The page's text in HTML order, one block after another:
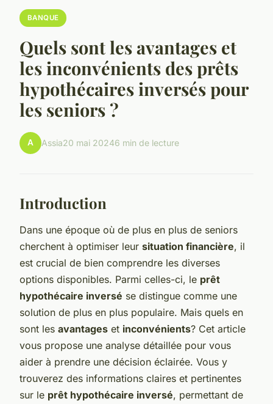
BANQUE
Quels sont les avantages et
les inconvénients des prêts
hypothécaires inversés pour
les seniors ?
A Assia20 mai 20246 min de lecture
Introduction
Dans une époque où de plus en plus de seniors
cherchent à optimiser leur situation financière, il
est crucial de bien comprendre les diverses
options disponibles. Parmi celles-ci, le prêt
hypothécaire inversé se distingue comme une
solution de plus en plus populaire. Mais quels en
sont les avantages et inconvénients? Cet article
vous propose une analyse détaillée pour vous
aider à prendre une décision éclairée. Vous y
trouverez des informations claires et pertinentes
sur le prêt hypothécaire inversé, permettant de